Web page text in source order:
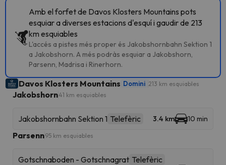
Amb el forfet de Davos Klosters Mountains pots
esquiar a diverses estacions d'esquí i gaudir de 213
km esquiables
L'accés a pistes més proper és Jakobshornbahn Sektion 1
a Jakobshorn. A més podràs esquiar a Jakobshorn,
Parsenn, Madrisa i Rinerhorn.
Davos Klosters Mountains Domini 213 km esquiables
Jakobshorn41 km esquiables
Jakobshornbahn Sektion 1 Telefèric 3.4 km 10 min
Parsenn95 km esquiables
Gotschnaboden - Gotschnagrat Telefèric